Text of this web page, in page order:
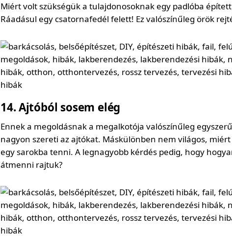
Miért volt szükségük a tulajdonosoknak egy padlóba
Ráadásul egy csatornafedél felett! Ez valószínűleg örök
14 Ajtóból sosem elég
Ennek a megoldásnak a megalkotója valószínűleg
nagyon szereti az ajtókat. Máskülönben nem világos,
egy sarokba tenni. A legnagyobb kérdés pedig, hogy
átmenni rajtuk?